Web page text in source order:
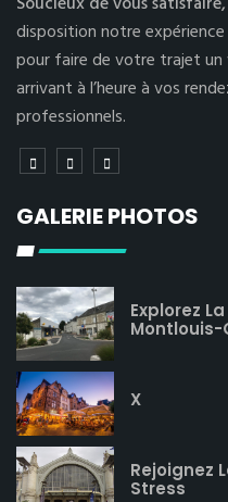
disposition notre
pour faire de votre trajet
arrivant à l’heure à vos
professionnels.
GALERIE PHOTOS
Explorez
Montlouis-
X
Rejoignez
Stress